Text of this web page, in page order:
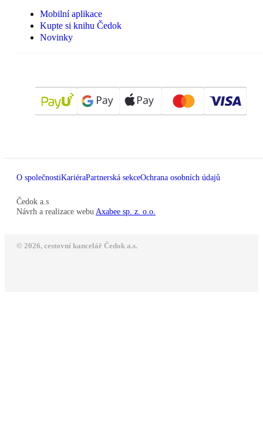
Mobilní aplikace
Kupte si knihu Čedok
Novinky
O společnostiKariéraPartnerská sekceOchrana osobních údajů
Čedok a.s
Návrh a realizace webu Axabee sp. z. o.o.
© 2026, cestovní kancelář Čedok a.s.